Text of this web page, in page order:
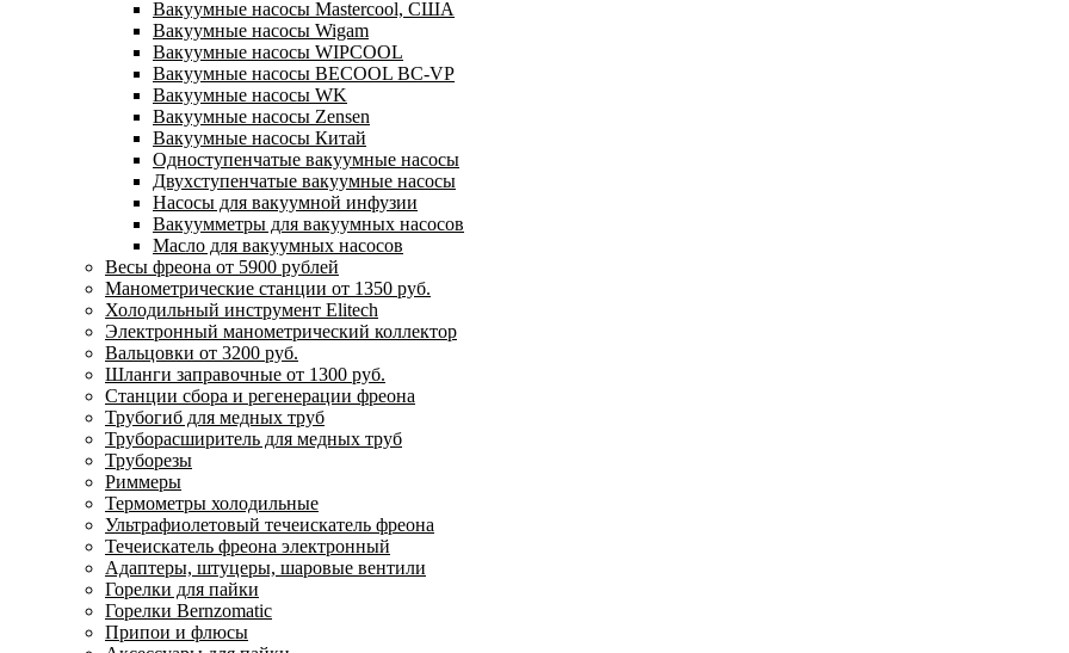
Вакуумные насосы Mastercool, США
Вакуумные насосы Wigam
Вакуумные насосы WIPCOOL
Вакуумные насосы BECOOL BC-VP
Вакуумные насосы WK
Вакуумные насосы Zensen
Вакуумные насосы Китай
Одноступенчатые вакуумные насосы
Двухступенчатые вакуумные насосы
Насосы для вакуумной инфузии
Вакуумметры для вакуумных насосов
Масло для вакуумных насосов
Весы фреона от 5900 рублей
Манометрические станции от 1350 руб.
Холодильный инструмент Elitech
Электронный манометрический коллектор
Вальцовки от 3200 руб.
Шланги заправочные от 1300 руб.
Станции сбора и регенерации фреона
Трубогиб для медных труб
Труборасширитель для медных труб
Труборезы
Риммеры
Термометры холодильные
Ультрафиолетовый течеискатель фреона
Течеискатель фреона электронный
Адаптеры, штуцеры, шаровые вентили
Горелки для пайки
Горелки Bernzomatic
Припои и флюсы